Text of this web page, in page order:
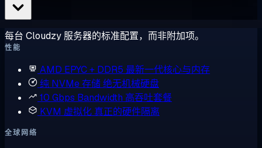
每台 Cloudzy 服务器的标准配置，而非附加项。
性能
AMD EPYC + DDR5 最新一代核心与内存
纯 NVMe 存储绝无机械硬盘
10 Gbps Bandwidth 高吞吐套餐
KVM 虚拟化 真正的硬件隔离
全球网络